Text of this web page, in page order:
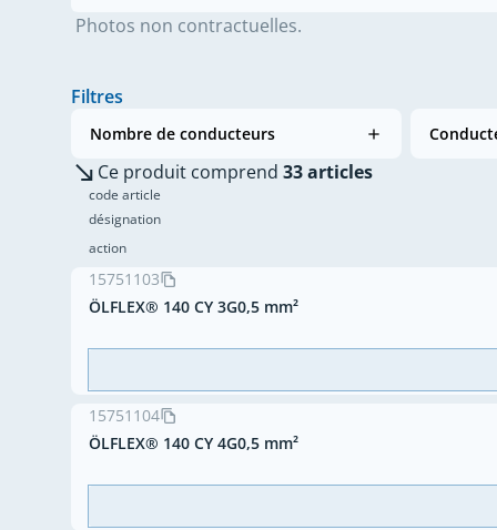
Photos non contractuelles.
Filtres
Nombre de conducteurs
Ce produit comprend 33 articles
code article
désignation
action
15751103
ÖLFLEX® 140 CY 3G0,5 mm²
15751104
ÖLFLEX® 140 CY 4G0,5 mm²